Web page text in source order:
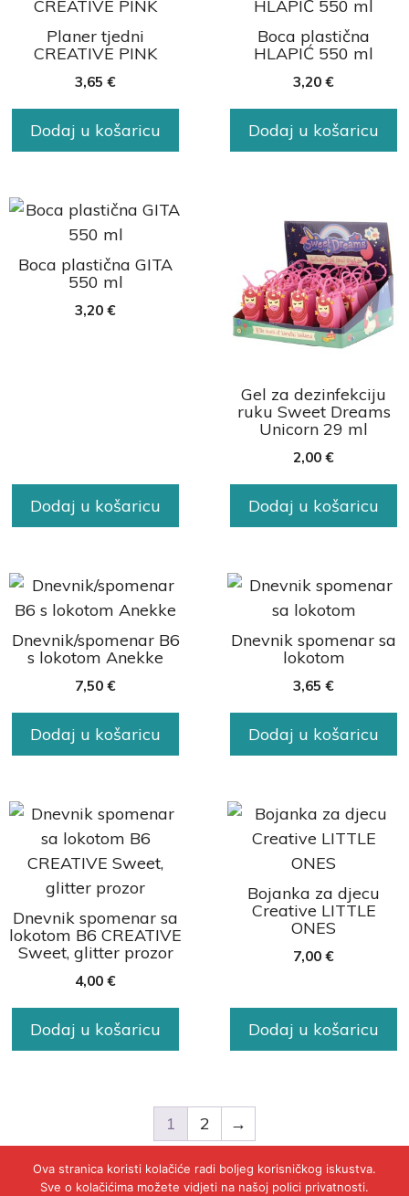
Planer tjedni
CREATIVE PINK
3,65 €
Dodaj u košaricu
Boca plastična
HLAPIĆ 550 ml
3,20 €
Dodaj u košaricu
Boca plastična GITA
550 ml
3,20 €
Dodaj u košaricu
Gel za dezinfekciju
ruku Sweet Dreams
Unicorn 29 ml
2,00 €
Dodaj u košaricu
Dnevnik/spomenar B6
s lokotom Anekke
7,50 €
Dodaj u košaricu
Dnevnik spomenar sa
lokotom
3,65 €
Dodaj u košaricu
Dnevnik spomenar sa
lokotom B6 CREATIVE
Sweet, glitter prozor
4,00 €
Dodaj u košaricu
Bojanka za djecu
Creative LITTLE
ONES
7,00 €
Dodaj u košaricu
1 2 →
Ova stranica koristi kolačiće radi boljeg korisničkog iskustva.
Sve o kolačićima možete vidjeti na našoj polici privatnosti.